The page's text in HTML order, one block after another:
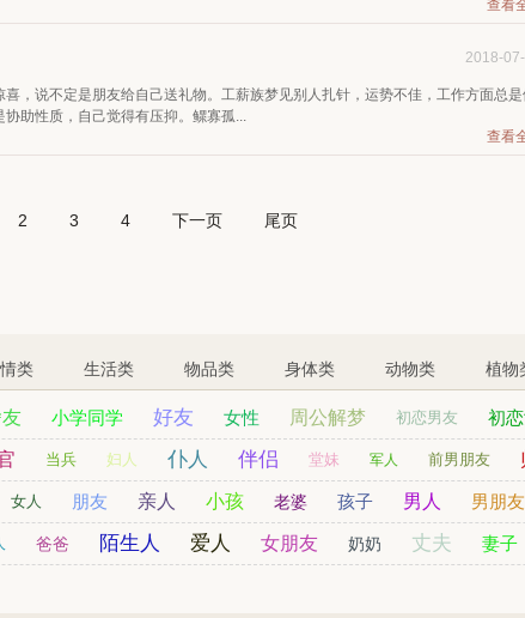
查看
2018-
，说不定是朋友给自己送礼物。工薪族梦见别人扎针，运势不佳，工作方面总是
助性质，自己觉得有压抑。鳏寡孤...
查看
2 3 4 下一页 尾页
类 生活类 物品类 身体类 动物类 植物
小学同学 好友 女性 周公解梦 初恋男友 初
姨妈 表哥 孙女 儿童
当兵 妇人 仆人 伴侣 堂妹 军人 前男朋友
女人 朋友 亲人 小孩 老婆 孩子 男人 男朋友
爸爸 陌生人 爱人 女朋友 奶奶 丈夫 妻子